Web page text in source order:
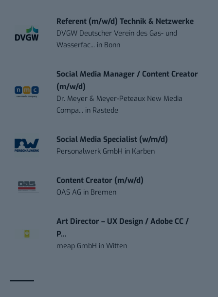
Referent (m/w/d) Technik & Netzwerke
DVGW Deutscher Verein des Gas- und
Wasserfac... in Bonn
Social Media Manager / Content Creator
(m/w/d)
Dr. Meyer & Meyer-Peteaux New Media
Compa... in Rastede
Social Media Specialist (w/m/d)
Personalwerk GmbH in Karben
Content Creator (m/w/d)
OAS AG in Bremen
Art Director – UX Design / Adobe CC /
P...
meap GmbH inWitten